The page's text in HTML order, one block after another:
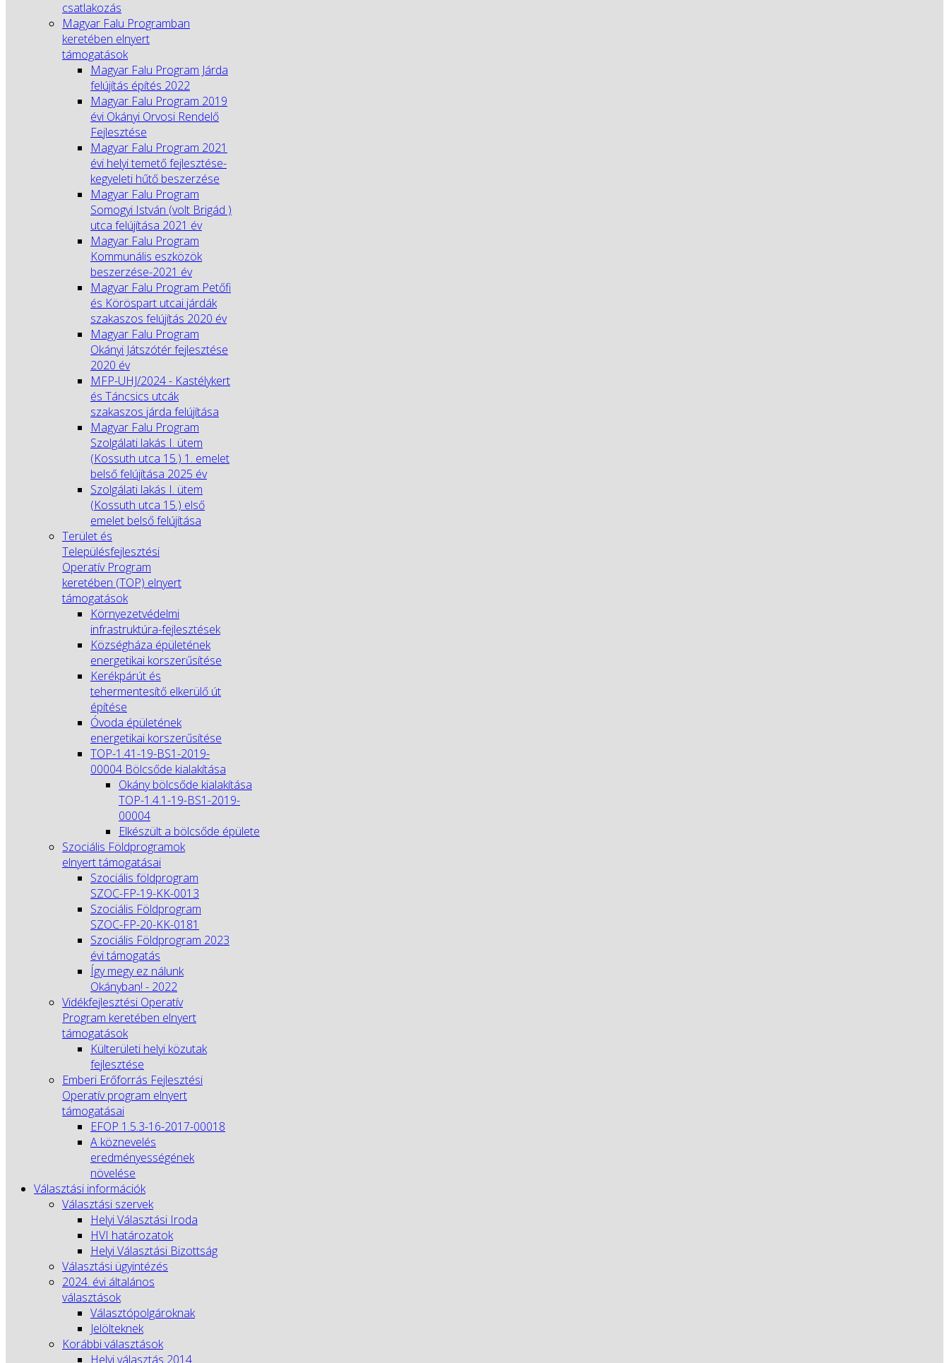
csatlakozás
Magyar Falu Programban
keretében elnyert
támogatások
Magyar Falu Program Járda
felújítás építés 2022
Magyar Falu Program 2019
évi Okányi Orvosi Rendelő
Fejlesztése
Magyar Falu Program 2021
évi helyi temető fejlesztése-
kegyeleti hűtő beszerzése
Magyar Falu Program
Somogyi István (volt Brigád )
utca felújítása 2021 év
Magyar Falu Program
Kommunális eszközök
beszerzése-2021 év
Magyar Falu Program Petőfi
és Köröspart utcai járdák
szakaszos felújítás 2020 év
Magyar Falu Program
Okányi Játszótér fejlesztése
2020 év
MFP-UHJ/2024 - Kastélykert
és Táncsics utcák
szakaszos járda felújítása
Magyar Falu Program
Szolgálati lakás I. ütem
(Kossuth utca 15.) 1. emelet
belső felújítása 2025 év
Szolgálati lakás I. ütem
(Kossuth utca 15.) első
emelet belső felújítása
Terület és
Településfejlesztési
Operatív Program
keretében (TOP) elnyert
támogatások
Környezetvédelmi
infrastruktúra-fejlesztések
Községháza épületének
energetikai korszerűsítése
Kerékpárút és
tehermentesítő elkerülő út
építése
Óvoda épületének
energetikai korszerűsítése
TOP-1.41-19-BS1-2019-
00004 Bölcsőde kialakítása
Okány bölcsőde kialakítása
TOP-1.4.1-19-BS1-2019-
00004
Elkészült a bölcsőde épülete
Szociális Földprogramok
elnyert támogatásai
Szociális földprogram
SZOC-FP-19-KK-0013
Szociális Földprogram
SZOC-FP-20-KK-0181
Szociális Földprogram 2023
évi támogatás
Így megy ez nálunk
Okányban! - 2022
Vidékfejlesztési Operatív
Program keretében elnyert
támogatások
Külterületi helyi közutak
fejlesztése
Emberi Erőforrás Fejlesztési
Operatív program elnyert
támogatásai
EFOP 1.5.3-16-2017-00018
A köznevelés
eredményességének
növelése
Választási információk
Választási szervek
Helyi Választási Iroda
HVI határozatok
Helyi Választási Bizottság
Választási ügyintézés
2024. évi általános
választások
Választópolgároknak
Jelölteknek
Korábbi választások
Helyi választás 2014